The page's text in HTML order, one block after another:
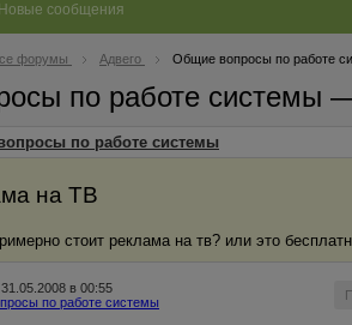
Новые сообщения
форумы Адвего Общие вопросы по работе
по работе системы
по работе системы
на ТВ
стоит реклама на тв? или это
в 00:55
по работе системы